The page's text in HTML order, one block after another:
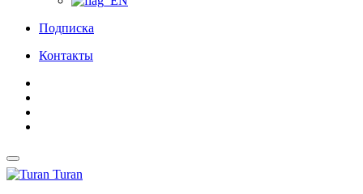
Подписка
Контакты
Turan